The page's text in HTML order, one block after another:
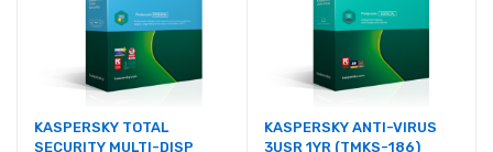
KASPERSKY TOTAL
SECURITY MULTI-DISP
KASPERSKY ANTI-VIRUS
3USR 1YR (TMKS-186)